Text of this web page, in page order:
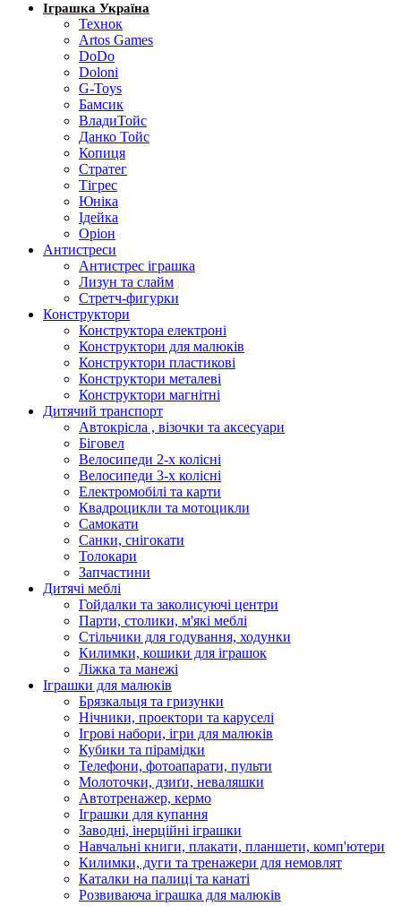
Іграшка Україна
Технок
Artos Games
DoDo
Doloni
G-Toys
Бамсик
ВладиТойс
Данко Тойс
Копиця
Стратег
Тігрес
Юніка
Ідейка
Оріон
Антистреси
Антистрес іграшка
Лизун та слайм
Стретч-фигурки
Конструктори
Конструктора електроні
Конструктори для малюків
Конструктори пластикові
Конструктори металеві
Конструктори магнітні
Дитячий транспорт
Автокрісла , візочки та аксесуари
Біговел
Велосипеди 2-х колісні
Велосипеди 3-х колісні
Електромобілі та карти
Квадроцикли та мотоцикли
Самокати
Санки, снігокати
Толокари
Запчастини
Дитячі меблі
Гойдалки та заколисуючі центри
Парти, столики, м'які меблі
Стільчики для годування, ходунки
Килимки, кошики для іграшок
Ліжка та манежі
Іграшки для малюків
Брязкальця та гризунки
Нічники, проектори та каруселі
Ігрові набори, ігри для малюків
Кубики та пірамідки
Телефони, фотоапарати, пульти
Молоточки, дзиґи, неваляшки
Автотренажер, кермо
Іграшки для купання
Заводні, інерційні іграшки
Навчальні книги, плакати, планшети, комп'ютери
Килимки, дуги та тренажери для немовлят
Каталки на палиці та канаті
Розвиваюча іграшка для малюків